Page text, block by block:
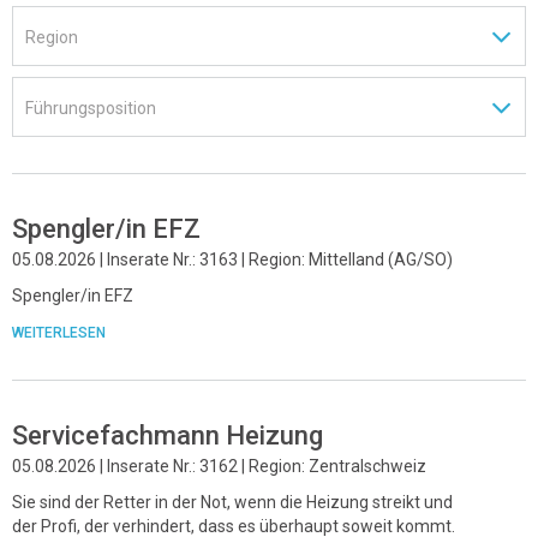
Spengler/in EFZ
05.08.2026 | Inserate Nr.: 3163 | Region: Mittelland (AG/SO)
Spengler/in EFZ
WEITERLESEN
Servicefachmann Heizung
05.08.2026 | Inserate Nr.: 3162 | Region: Zentralschweiz
Sie sind der Retter in der Not, wenn die Heizung streikt und
der Profi, der verhindert, dass es überhaupt soweit kommt.